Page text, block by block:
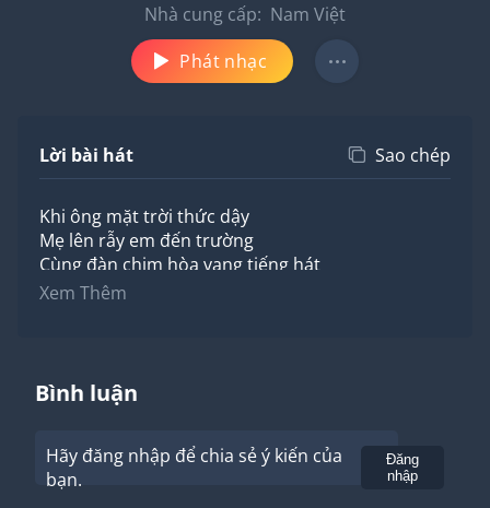
Nhà cung cấp: Nam Việt
Phát nhạc
Lời bài hát Sao chép
Khi ông mặt trời thức dậy
Mẹ lên rẫy em đến trường
Cùng đàn chim hòa vang tiếng hát
Hạt sương long lanh nhẹ thấm trên vai
Khi ông mặt trời đi ngủ
Mẹ đến lớp bên ánh đèn
Niềm tin bao la mẹ viết trong đầu
Vầng trăng lên cao trong sáng một màu
Xem Thêm
Bình luận
Hãy đăng nhập để chia sẻ ý kiến của
bạn.
Đăng
nhập